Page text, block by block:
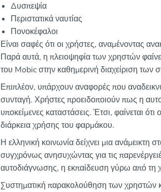
Δυσπεψία
Περιστατικά ναυτίας
Πονοκέφαλοι
Είναι σαφές ότι οι χρήστες, αναμένοντας
Παρά αυτά, η πλειοψηφία των χρηστών
του Mobic στην καθημερινή διαχείριση των
Επιπλέον, υπάρχουν αναφορές που
συνταγή. Χρήστες προειδοποιούν πως η
υποκείμενες καταστάσεις. Έτσι, φαίνεται
διάρκεια χρήσης του φαρμάκου.
Η ελληνική κοινωνία δείχνει μια
συγχρόνως ανησυχώντας για τις
αυτοδιάγνωσης, η εκπαίδευση γύρω από τη
Συστηματική παρακολούθηση των χρηστών